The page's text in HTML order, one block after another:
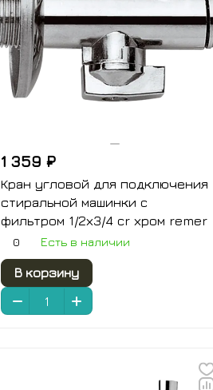
1 359 ₽
Кран угловой для подключения
стиральной машинки c
фильтром 1/2х3/4 cr хром remer
0 Есть в наличии
В корзину